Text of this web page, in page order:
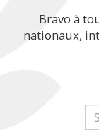
Bravo à
nationaux,